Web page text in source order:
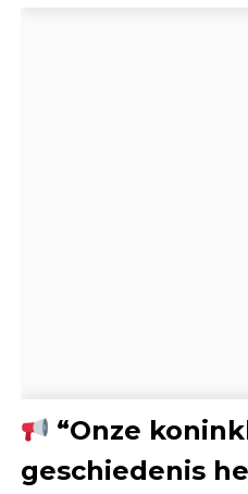
“Onze
geschiedenis